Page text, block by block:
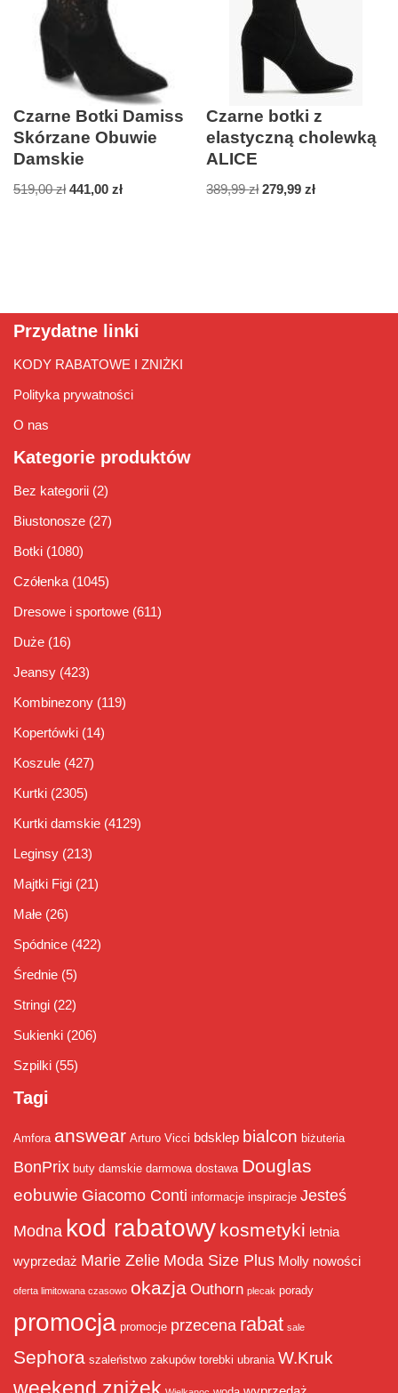
Czarne Botki Damiss
Skórzane Obuwie
Damskie
519,00zł 441,00 zł
Czarne botki z
elastyczną cholewką
ALICE
389,99zł 279,99zł
Przydatne linki
KODY RABATOWE I ZNIŻKI
Polityka prywatności
O nas
Kategorie produktów
Bez kategorii (2)
Biustonosze (27)
Botki (1080)
Czółenka (1045)
Dresowe i sportowe (611)
Duże (16)
Jeansy (423)
Kombinezony (119)
Kopertówki (14)
Koszule (427)
Kurtki (2305)
Kurtki damskie (4129)
Leginsy (213)
Majtki Figi (21)
Małe (26)
Spódnice (422)
Średnie (5)
Stringi (22)
Sukienki (206)
Szpilki (55)
Tagi
Amfora answear Arturo Vicci bdsklep bialcon biżuteria
BonPrix buty damskie darmowa dostawa Douglas
eobuwie Giacomo Conti informacje inspiracje Jesteś
Modna kod rabatowy kosmetyki letnia
wyprzedaż Marie Zelie Moda Size Plus Molly nowości
oferta limitowana czasowo okazja Outhorn plecak porady
promocja promocje przecena rabat sale
Sephora szaleństwo zakupów torebki ubrania W.Kruk